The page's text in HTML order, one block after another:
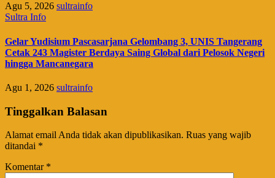
Agu 5, 2026 sultrainfo
Sultra Info
Gelar Yudisium Pascasarjana Gelombang 3, UNIS Tangerang
Cetak 243 Magister Berdaya Saing Global dari Pelosok Negeri
hingga Mancanegara
Agu 1, 2026 sultrainfo
Tinggalkan Balasan
Alamat email Anda tidak akan dipublikasikan. Ruas yang wajib
ditandai *
Komentar *